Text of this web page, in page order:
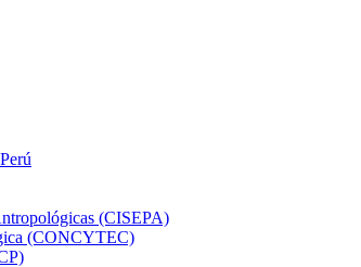
(CISEPA)
(CONCYTEC)